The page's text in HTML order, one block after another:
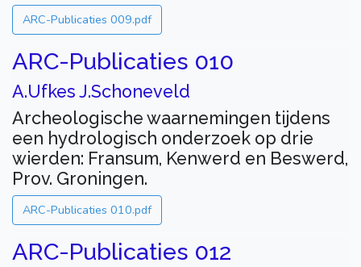
ARC-Publicaties 009.pdf
ARC-Publicaties 010
A.Ufkes J.Schoneveld
Archeologische waarnemingen tijdens
een hydrologisch onderzoek op drie
wierden: Fransum, Kenwerd en Beswerd,
Prov. Groningen.
ARC-Publicaties 010.pdf
ARC-Publicaties 012